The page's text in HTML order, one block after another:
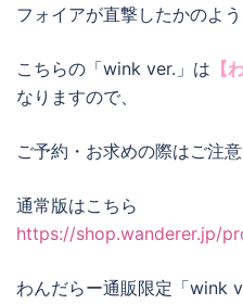
フォイアが直撃したかのよ
こちらの「wink ver.」は 【
なりますので、
ご予約・お求めの際はご注
通常版はこちら
https://shop.wanderer.jp/
わんだらー通販限定「wink